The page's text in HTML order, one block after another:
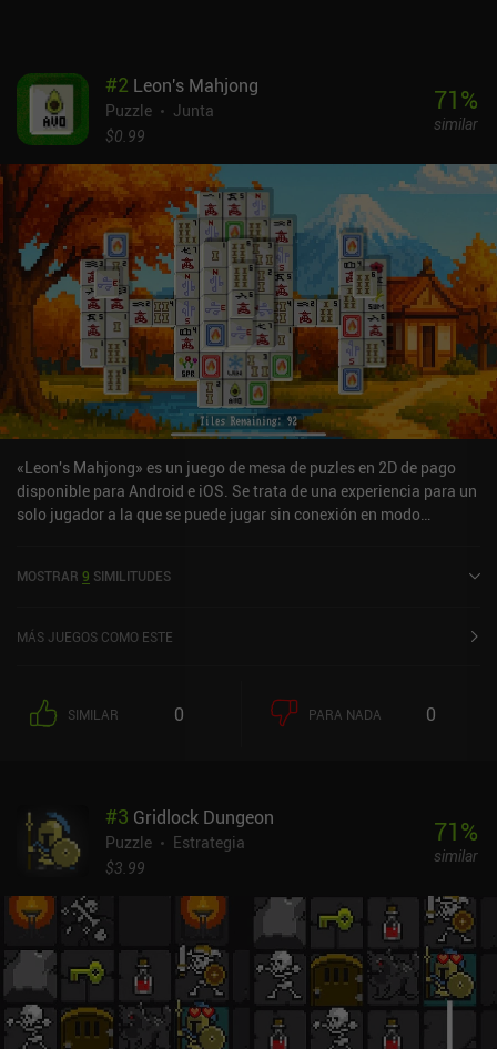
#2 Leon's Mahjong
Puzzle
Junta
$0.99
71%
similar
«Leon's Mahjong» es un juego de mesa de puzles en 2D de pago
disponible para Android e iOS. Se trata de una experiencia para un
solo jugador a la que se puede jugar sin conexión en modo
Play y de 4,5 sobre 5,0 en la App Store de iOS.
MOSTRAR 9 SIMILITUDES
MÁS JUEGOS COMO ESTE
SIMILAR 0 PARA NADA 0
#3 Gridlock Dungeon
Puzzle
Estrategia
$3.99
71%
similar